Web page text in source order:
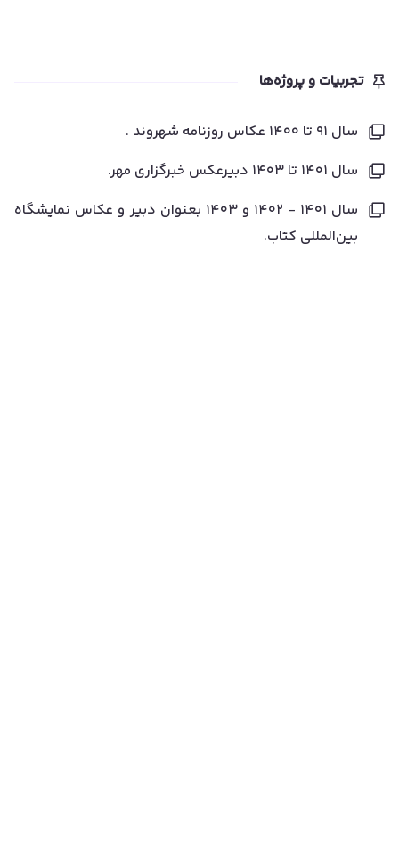
تجربیات و پروژه‌ها
سال ۹۱ تا ۱۴۰۰ عکاس روزنامه شهروند .
سال ۱۴۰۱ تا ۱۴۰۳ دبیرعکس خبرگزاری مهر.
سال ۱۴۰۱ - ۱۴۰۲ و ۱۴۰۳ بعنوان دبیر و عکاس نمایشگاه
بین‌المللی کتاب.